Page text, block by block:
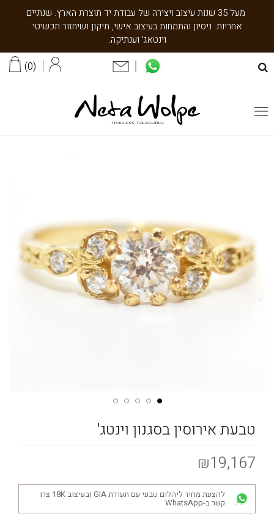
מעל 35 שנות עיצוב ויצירה של עבודת יד תוצרת הארץ. שנתיים
אחריות. ניסיון והתמחות בעיצוב אישי, תיקון ושיחזור תכשיטי
וינטאג' וענתיקה.
0
טבעת אירוסין בסגנון וינטג'
₪19,167
להצעת מחיר ליהלום טבעי עם תעודת GIA ובעיצוב 18K צרו
קשר ב-WhatsApp